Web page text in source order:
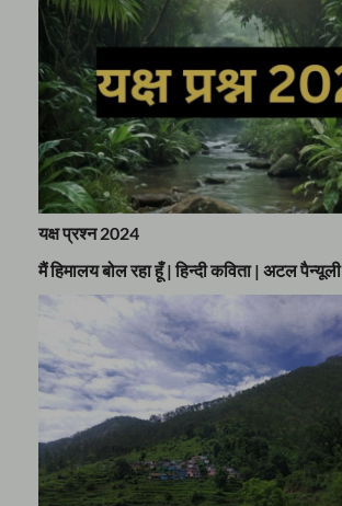
यक्ष प्रश्न 2024
मैं हिमालय बोल रहा हूँ | हिन्दी कविता | अटल पैन्यूली